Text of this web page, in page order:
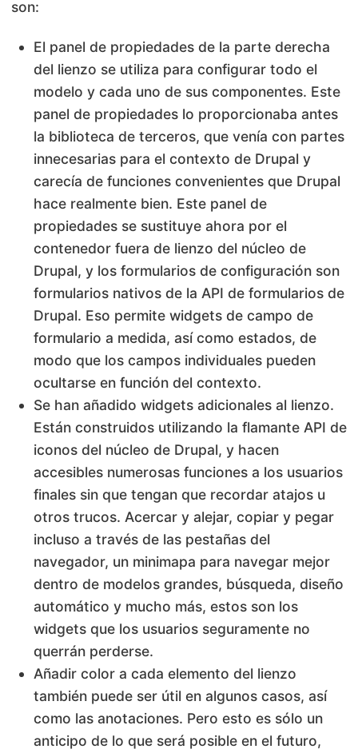
son:
El panel de propiedades de la parte derecha
del lienzo se utiliza para configurar todo el
modelo y cada uno de sus componentes. Este
panel de propiedades lo proporcionaba antes
la biblioteca de terceros, que venía con partes
innecesarias para el contexto de Drupal y
carecía de funciones convenientes que Drupal
hace realmente bien. Este panel de
propiedades se sustituye ahora por el
contenedor fuera de lienzo del núcleo de
Drupal, y los formularios de configuración son
formularios nativos de la API de formularios de
Drupal. Eso permite widgets de campo de
formulario a medida, así como estados, de
modo que los campos individuales pueden
ocultarse en función del contexto.
Se han añadido widgets adicionales al lienzo.
Están construidos utilizando la flamante API de
iconos del núcleo de Drupal, y hacen
accesibles numerosas funciones a los usuarios
finales sin que tengan que recordar atajos u
otros trucos. Acercar y alejar, copiar y pegar
incluso a través de las pestañas del
navegador, un minimapa para navegar mejor
dentro de modelos grandes, búsqueda, diseño
automático y mucho más, estos son los
widgets que los usuarios seguramente no
querrán perderse.
Añadir color a cada elemento del lienzo
también puede ser útil en algunos casos, así
como las anotaciones. Pero esto es sólo un
anticipo de lo que será posible en el futuro,